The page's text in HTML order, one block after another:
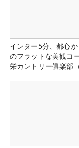
インター5分、都心
のフラットな美観コ
栄カントリー俱楽部